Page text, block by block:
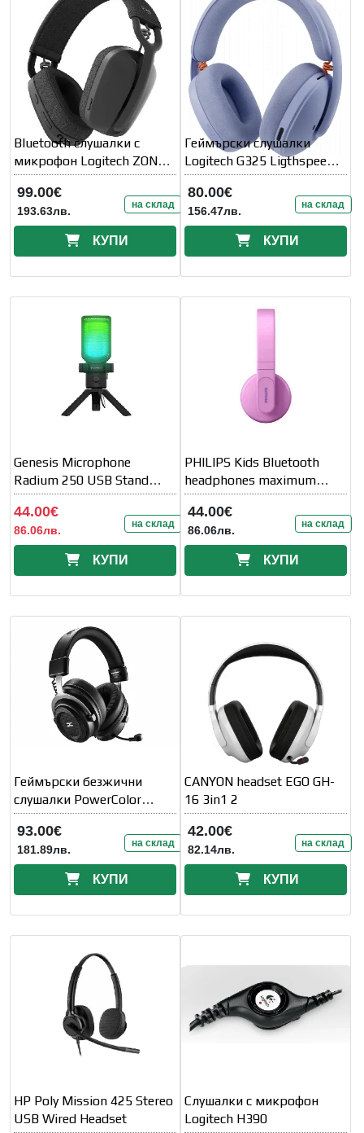
Bluetooth слушалки с
микрофон Logitech ZONE
VIBE 100, USB-C
99.00€
193.63лв. на склад
КУПИ
Геймърски слушалки
Logitech G325 Ligthspeed
Wireless
80.00€
156.47лв. на склад
КУПИ
Genesis Microphone
Radium 250 USB Stand
Black
44.00€
86.06лв. на склад
КУПИ
PHILIPS Kids Bluetooth
headphones maximum
volume limited to
44.00€
86.06лв. на склад
КУПИ
Геймърски безжични
слушалки PowerColor
Alphyn AH10 -
93.00€
181.89лв. на склад
КУПИ
CANYON headset EGO GH-
16 3in1 2
42.00€
82.14лв. на склад
КУПИ
HP Poly Mission 425 Stereo
USB Wired Headset
Слушалки с микрофон
Logitech H390